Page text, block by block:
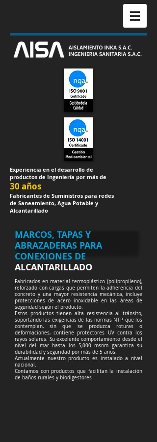
Experiencia en el desarrollo de
productos de Ingeniería por más de
30 años​
Fabricantes de Suministros para redes
de Saneamiento, Agua Potable y
Alcantarillado
MARCOS, TAPAS Y
ABRAZADERAS PARA
CONEXIONES DE
ALCANTARILLADO
Fabricados en material termoplástico (polipropileno),
reforzado con cargas que permiten la adherencia del
concreto y una mayor resistencia mecánica, incluye
protecciones de acero inoxidable en las áreas de
seguridad según el producto.
Estos productos tienen alta resistencia al tránsito,
soportando las exigencias de las normas NTP que los
contemplan, sin que se produzca roturas o
deformaciones, contiene protectores UV contra los
rayos solares. Su excelente comportamiento desde el
nivel del mar hasta los 5,000 msnm garantiza su
durabilidad y seguridad por más de 5 años.
Actualmente nuestro producto es instalado a nivel
nacional.
Contamos con productos que facilitan la instalación
de baños rurales y biodigestores